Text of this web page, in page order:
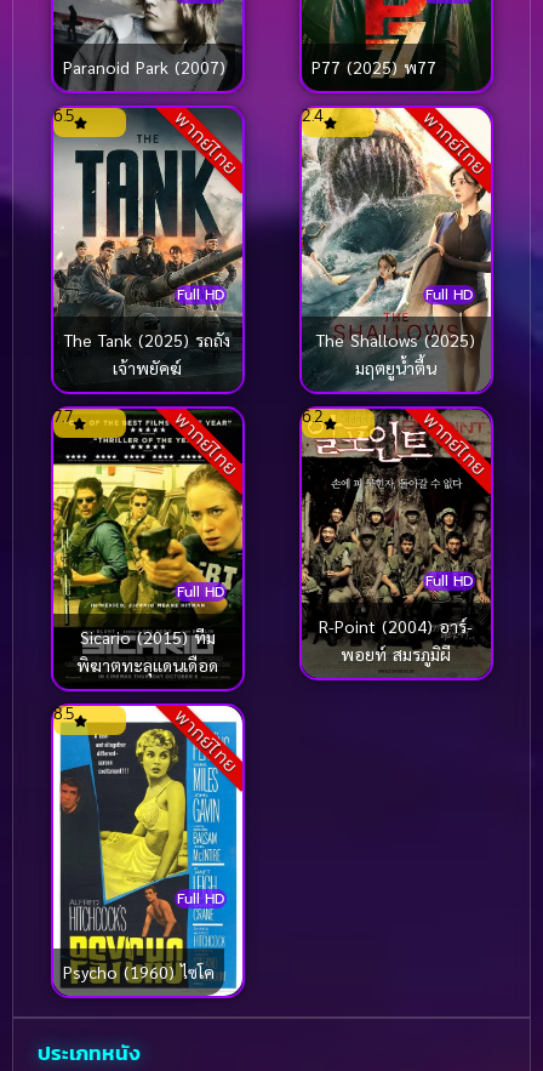
Paranoid Park (2007) P77 (2025) พ77
พากย์ไทย
Full HD
6.5
The Tank (2025) รถถัง
เจ้าพยัคฆ์
พากย์ไทย
Full HD
2.4
The Shallows (2025)
มฤตยูน้ำตื้น
พากย์ไทย
Full HD
7.7
Sicario (2015) ทีม
พิฆาตทะลุแดนเดือด
พากย์ไทย
Full HD
6.2
R-Point (2004) อาร์-
พอยท์ สมรภูมิผี
พากย์ไทย
Full HD
8.5
Psycho (1960) ไซโค
ประเภทหนัง